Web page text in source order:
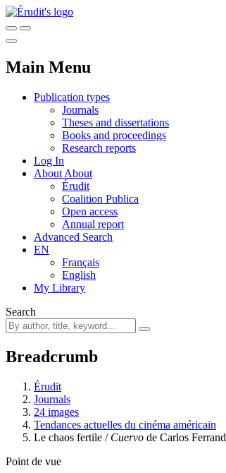
Main Menu
Publication types
Journals
Theses and dissertations
Books and proceedings
Research reports
Log In
About About
Érudit
Coalition Publica
Open access
Annual report
Advanced Search
EN
Français
English
My Library
Search
Breadcrumb
Érudit
Journals
24 images
Tendances actuelles du cinéma américain
Le chaos fertile / Cuervo de Carlos Ferrand
Point de vue